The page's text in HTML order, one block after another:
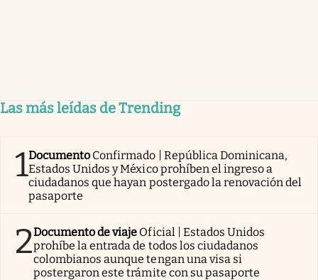
Las más leídas de Trending
1Documento Confirmado | República Dominicana,
Estados Unidos y México prohíben el ingreso a
ciudadanos que hayan postergado la renovación del
pasaporte
2Documento de viaje Oficial | Estados Unidos
prohíbe la entrada de todos los ciudadanos
colombianos aunque tengan una visa si
postergaron este trámite con su pasaporte